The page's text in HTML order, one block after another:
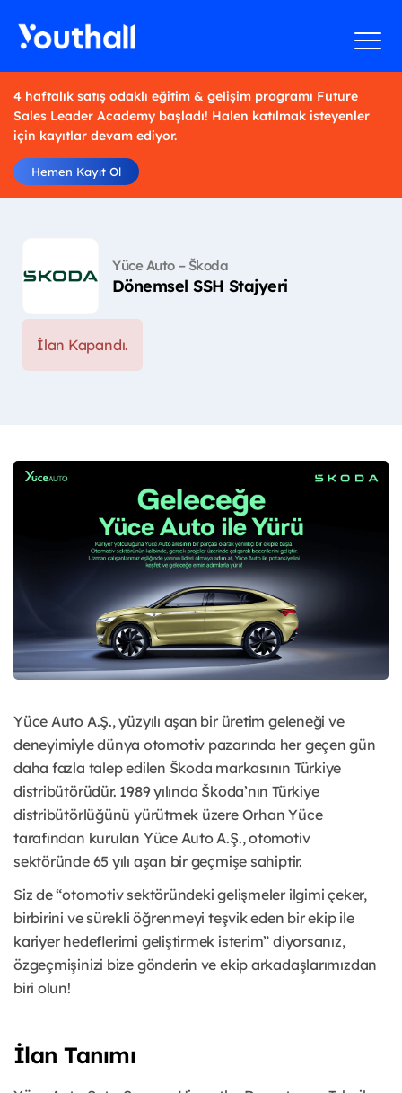
4 haftalık satış odaklı eğitim & gelişim programı Future
Sales Leader Academy başladı! Halen katılmak isteyenler
için kayıtlar devam ediyor.
Hemen Kayıt Ol
Yüce Auto – Škoda
Dönemsel SSH Stajyeri
İlan Kapandı.
Yüce Auto A.Ş., yüzyılı aşan bir üretim geleneği ve
deneyimiyle dünya otomotiv pazarında her geçen gün
daha fazla talep edilen Škoda markasının Türkiye
distribütörüdür. 1989 yılında Škoda’nın Türkiye
distribütörlüğünü yürütmek üzere Orhan Yüce
tarafından kurulan Yüce Auto A.Ş., otomotiv
sektöründe 65 yılı aşan bir geçmişe sahiptir.
Siz de “otomotiv sektöründeki gelişmeler ilgimi çeker,
birbirini ve sürekli öğrenmeyi teşvik eden bir ekip ile
kariyer hedeflerimi geliştirmek isterim” diyorsanız,
özgeçmişinizi bize gönderin ve ekip arkadaşlarımızdan
biri olun!
İlan Tanımı